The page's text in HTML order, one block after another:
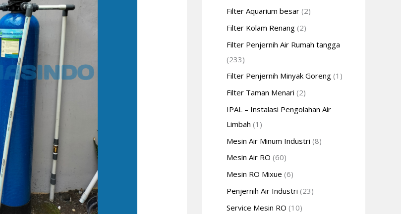
Filter Aquarium besar (2)
Filter Kolam Renang (2)
Filter Penjernih Air Rumah tangga
(233)
Filter Penjernih Minyak Goreng (1)
Filter Taman Menari (2)
IPAL – Instalasi Pengolahan Air
Limbah (1)
Mesin Air Minum Industri (8)
Mesin Air RO (60)
Mesin RO Mixue (6)
Penjernih Air Industri (23)
Service Mesin RO (10)